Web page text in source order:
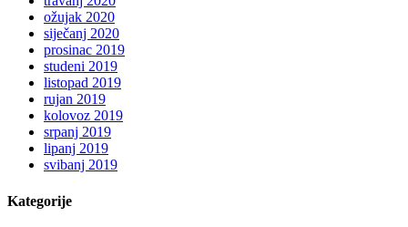
ožujak 2020
siječanj 2020
prosinac 2019
studeni 2019
listopad 2019
rujan 2019
kolovoz 2019
srpanj 2019
lipanj 2019
svibanj 2019
Kategorije